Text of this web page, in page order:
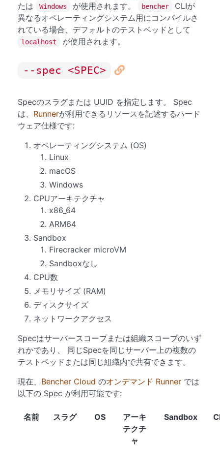
たは
Windows が使用されます。 bencher
CLIが
異なるオペレーティングシステム用にコンパイルさ
れている場合、デフォルトのテストベッドとして
localhost が使用されます。
--spec <SPEC>
Specのスラグまたは UUID を指定します。 Spec
は、 Runnerが利用できるリソースを記述するハード
ウェア仕様です:
オペレーティングシステム (OS)
Linux
macOS
Windows
CPUアーキテクチャ
x86_64
ARM64
Sandbox
Firecracker microVM
Sandboxなし
CPU数
メモリサイズ (RAM)
ディスクサイズ
ネットワークアクセス
Specはサーバースコープまたは組織スコープのいず
れかであり、 同じSpecを同じサーバー上の複数の
テストベッドまたは同じ組織内で共有できます。
現在、 Bencher Cloud のオンデマンド Runner では
以下の Spec が利用可能です:
名前 スラグ OS
アーキ
テクチ
ャ
Sandbox